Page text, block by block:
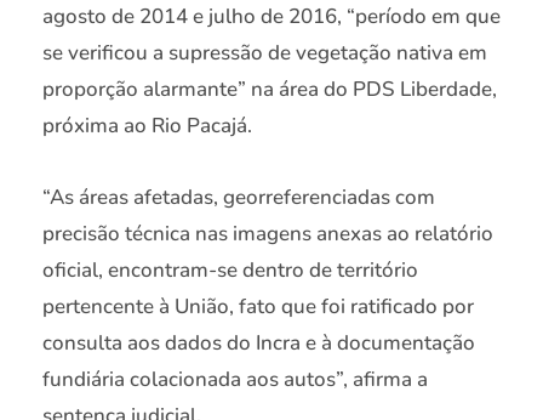
agosto de 2014 e julho de 2016, “período em que
se verificou a supressão de vegetação nativa em
proporção alarmante” na área do PDS Liberdade,
próxima ao Rio Pacajá.
“As áreas afetadas, georreferenciadas com
precisão técnica nas imagens anexas ao relatório
oficial, encontram-se dentro de território
pertencente à União, fato que foi ratificado por
consulta aos dados do Incra e à documentação
fundiária colacionada aos autos”, afirma a